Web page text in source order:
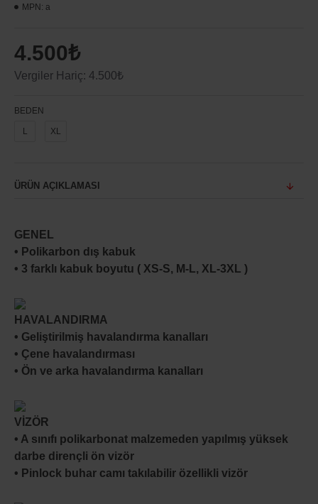
4.500₺
Vergiler Hariç: 4.500₺
MPN: a
BEDEN
L XL
ÜRÜN AÇIKLAMASI
GENEL
• Polikarbon dış kabuk
• 3 farklı kabuk boyutu ( XS-S, M-L, XL-3XL )
HAVALANDIRMA
• Geliştirilmiş havalandırma kanalları
• Çene havalandırması
• Ön ve arka havalandırma kanalları
VİZÖR
• A sınıfı polikarbonat malzemeden yapılmış yüksek
darbe dirençli ön vizör
• Pinlock buhar camı takılabilir özellikli vizör